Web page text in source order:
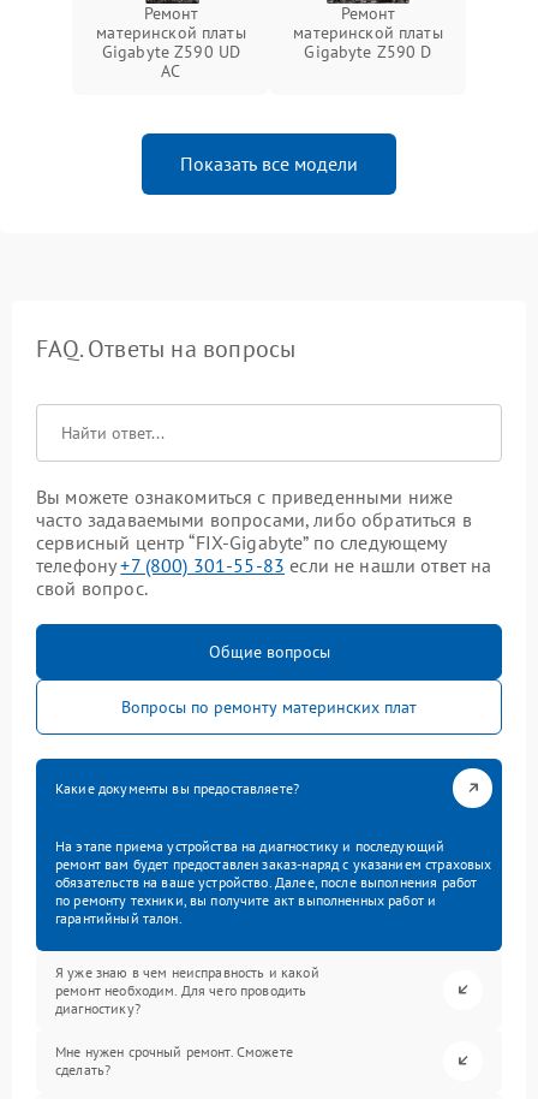
Ремонт
материнской платы
Gigabyte Z590 UD
AC
Ремонт
материнской платы
Gigabyte Z590 D
Показать все модели
FAQ. Ответы на вопросы
Вы можете ознакомиться с приведенными ниже
часто задаваемыми вопросами, либо обратиться в
сервисный центр “FIX-Gigabyte” по следующему
телефону+7 (800) 301-55-83 если не нашли ответ на
свой вопрос.
Общие вопросы
Вопросы по ремонту материнских плат
Какие документы вы предоставляете?
На этапе приема устройства на диагностику и последующий
ремонт вам будет предоставлен заказ-наряд с указанием страховых
обязательств на ваше устройство. Далее, после выполнения работ
по ремонту техники, вы получите акт выполненных работ и
гарантийный талон.
Я уже знаю в чем неисправность и какой
ремонт необходим. Для чего проводить
диагностику?
Мне нужен срочный ремонт. Сможете
сделать?